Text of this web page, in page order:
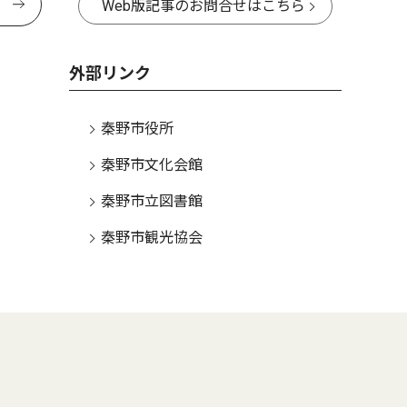
Web版記事のお問合せはこちら
外部リンク
秦野市役所
秦野市文化会館
秦野市立図書館
秦野市観光協会